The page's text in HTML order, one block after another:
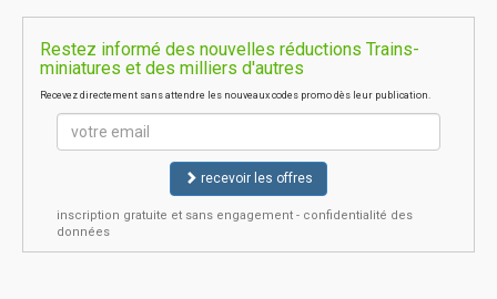
Restez informé des nouvelles réductions Trains-
miniatures et des milliers d'autres
Recevez directement sans attendre les nouveaux codes promo dès leur publication.
recevoir les offres
inscription gratuite et sans engagement - confidentialité des
données